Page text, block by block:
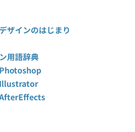
ザインのはじまり
用語辞典